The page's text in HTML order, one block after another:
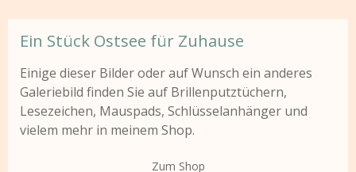
Ein Stück Ostsee für Zuhause
Einige dieser Bilder oder auf Wunsch ein anderes
Galeriebild finden Sie auf Brillenputztüchern,
Lesezeichen, Mauspads, Schlüsselanhänger und
vielem mehr in meinem Shop.
Zum Shop